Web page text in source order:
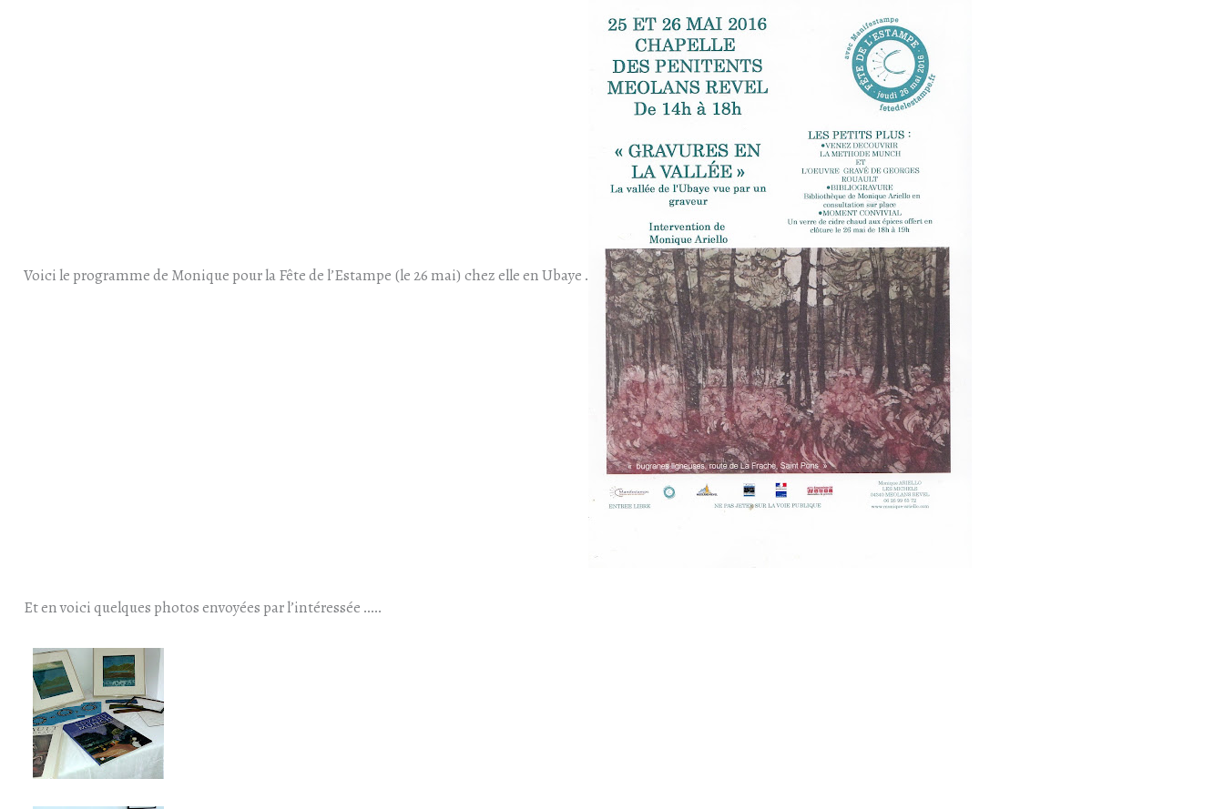
Voici le programme de Monique pour la Fête de l’Estampe (le 26 mai) chez elle en Ubaye .
Et en voici quelques photos envoyées par l’intéressée …..